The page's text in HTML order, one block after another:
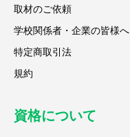
取材のご依頼
学校関係者・企業の皆様へ
特定商取引法
規約
資格について